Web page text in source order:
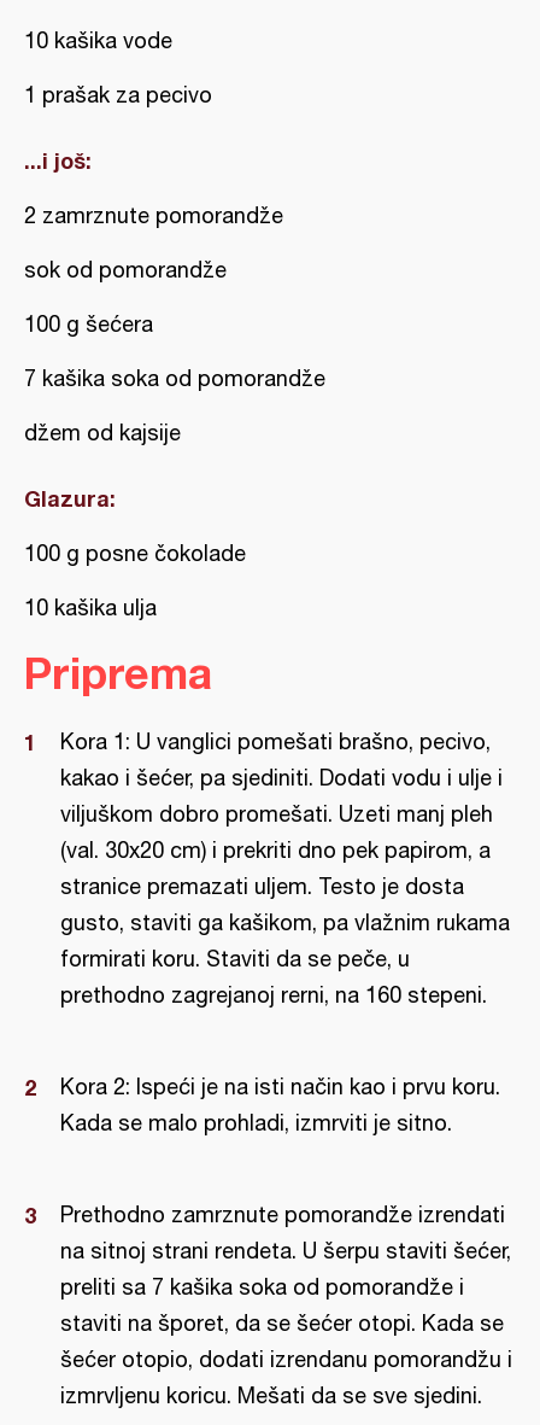
10 kašika vode
1 prašak za pecivo
...i još:
2 zamrznute pomorandže
sok od pomorandže
100 g šećera
7 kašika soka od pomorandže
džem od kajsije
Glazura:
100 g posne čokolade
10 kašika ulja
Priprema
Kora 1: U vanglici pomešati brašno, pecivo,
kakao i šećer, pa sjediniti. Dodati vodu i ulje i
viljuškom dobro promešati. Uzeti manj pleh
(val. 30x20 cm) i prekriti dno pek papirom, a
stranice premazati uljem. Testo je dosta
gusto, staviti ga kašikom, pa vlažnim rukama
formirati koru. Staviti da se peče, u
prethodno zagrejanoj rerni, na 160 stepeni.
Kora 2: Ispeći je na isti način kao i prvu koru.
Kada se malo prohladi, izmrviti je sitno.
Prethodno zamrznute pomorandže izrendati
na sitnoj strani rendeta. U šerpu staviti šećer,
preliti sa 7 kašika soka od pomorandže i
staviti na šporet, da se šećer otopi. Kada se
šećer otopio, dodati izrendanu pomorandžu i
izmrvljenu koricu. Mešati da se sve sjedini.